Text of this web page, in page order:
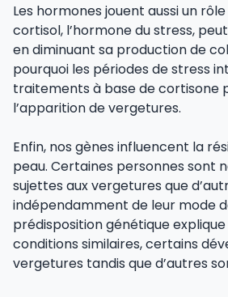
Les hormones jouent aussi un
cortisol, l’hormone du stress,
en diminuant sa production de
pourquoi les périodes de stress
traitements à base de cortisone
l’apparition de vergetures.
Enfin, nos gènes influencent la
peau. Certaines personnes sont
sujettes aux vergetures que
indépendamment de leur mode
prédisposition génétique
conditions similaires, certains
vergetures tandis que d’autres